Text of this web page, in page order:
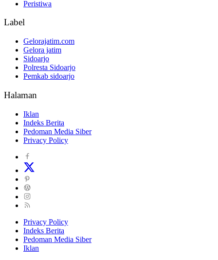
Peristiwa
Label
Gelorajatim.com
Gelora jatim
Sidoarjo
Polresta Sidoarjo
Pemkab sidoarjo
Halaman
Iklan
Indeks Berita
Pedoman Media Siber
Privacy Policy
Privacy Policy
Indeks Berita
Pedoman Media Siber
Iklan